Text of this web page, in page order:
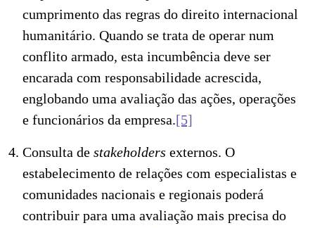
cumprimento das regras do direito internacional
humanitário. Quando se trata de operar num
conflito armado, esta incumbência deve ser
encarada com responsabilidade acrescida,
englobando uma avaliação das ações, operações
e funcionários da empresa.[5]
Consulta de stakeholders externos. O
estabelecimento de relações com especialistas e
comunidades nacionais e regionais poderá
contribuir para uma avaliação mais precisa do